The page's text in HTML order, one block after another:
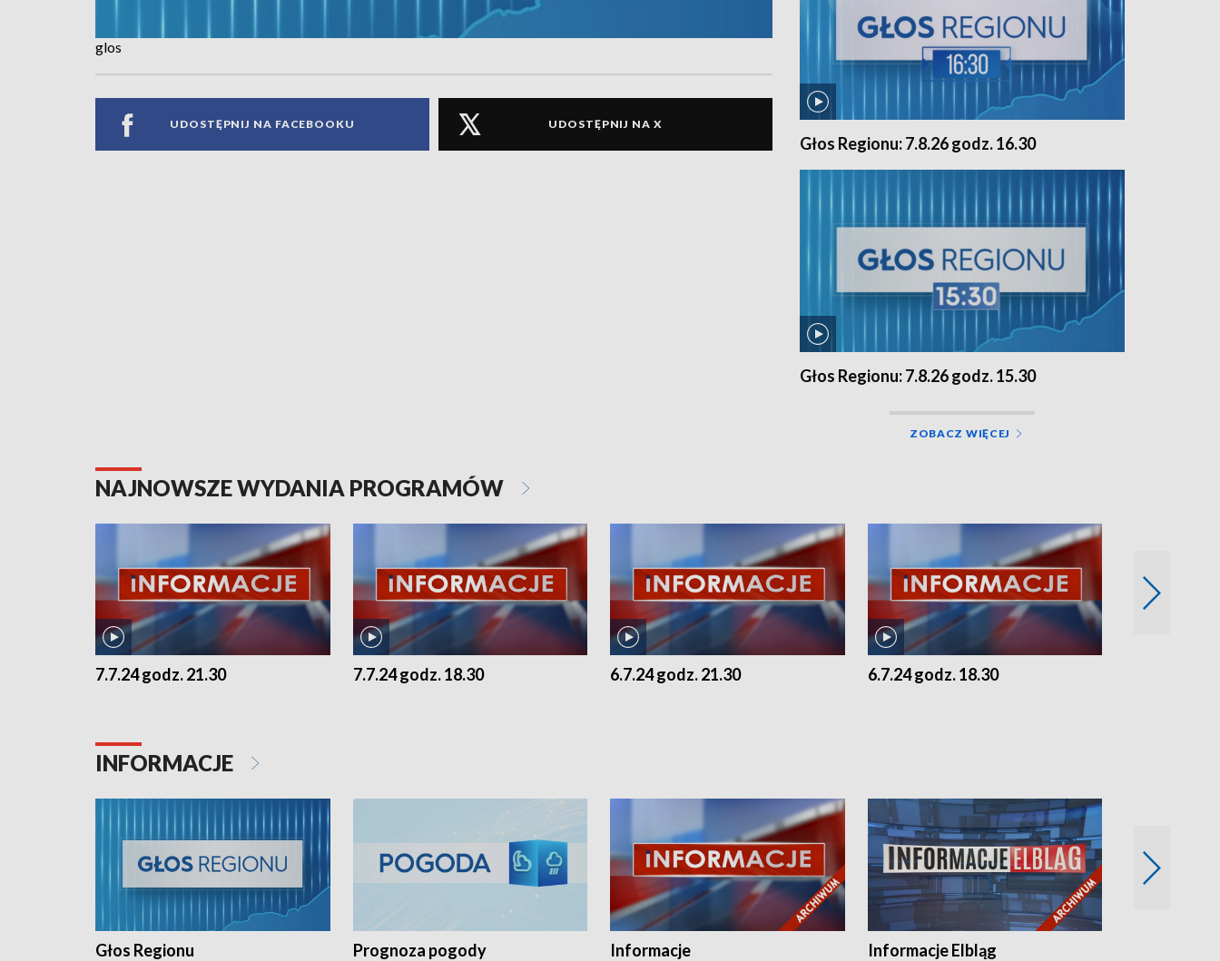
glos
UDOSTĘPNIJ NA FACEBOOKU UDOSTĘPNIJ NA X
Głos Regionu: 7.8.26 godz. 16.30
Głos Regionu: 7.8.26 godz. 15.30
ZOBACZ WIĘCEJ
NAJNOWSZE WYDANIA PROGRAMÓW
7.7.24 godz. 21.30 7.7.24 godz. 18.30 6.7.24 godz. 21.30 6.7.24 godz. 18.30
INFORMACJE
Głos Regionu Prognoza pogody Informacje Informacje Elbląg